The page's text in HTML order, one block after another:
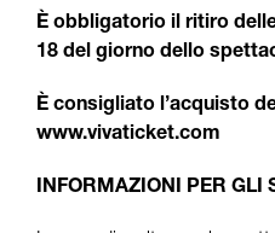
È obbligatorio il ritiro
18 del giorno dello
È consigliato l’acquisto
www.vivaticket.com
INFORMAZIONI PER GLI